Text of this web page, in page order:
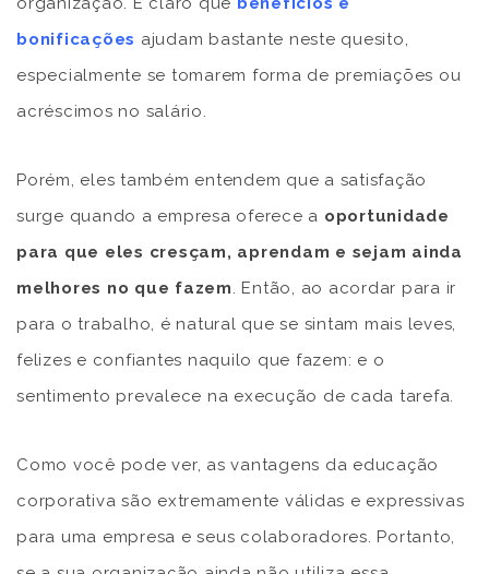
bonificações ajudam bastante neste quesito,
especialmente se tomarem forma de premiações ou
acréscimos no salário.
Porém, eles também entendem que a satisfação
surge quando a empresa oferece a oportunidade
para que eles cresçam, aprendam e sejam ainda
melhores no que fazem. Então, ao acordar para ir
para o trabalho, é natural que se sintam mais leves,
felizes e confiantes naquilo que fazem: e o
sentimento prevalece na execução de cada tarefa.
Como você pode ver, as vantagens da educação
corporativa são extremamente válidas e expressivas
para uma empresa e seus colaboradores. Portanto,